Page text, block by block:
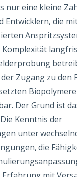
nur eine kleine
Entwicklern, die mit
Komplexität
Zugang zu
Der Grund ist
Kenntnis der
unter
die